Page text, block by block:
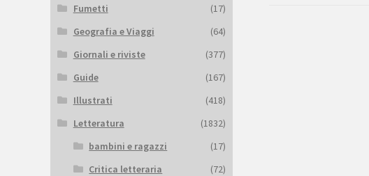
Fumetti
(17)
Geografia e Viaggi
(64)
Giornali e riviste
(377)
Guide
(167)
Illustrati
(418)
Letteratura
(1832)
bambini e ragazzi
(17)
Critica letteraria
(72)